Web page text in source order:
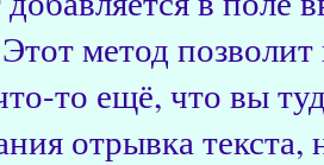
метод
то ещё, что вы
отрывка